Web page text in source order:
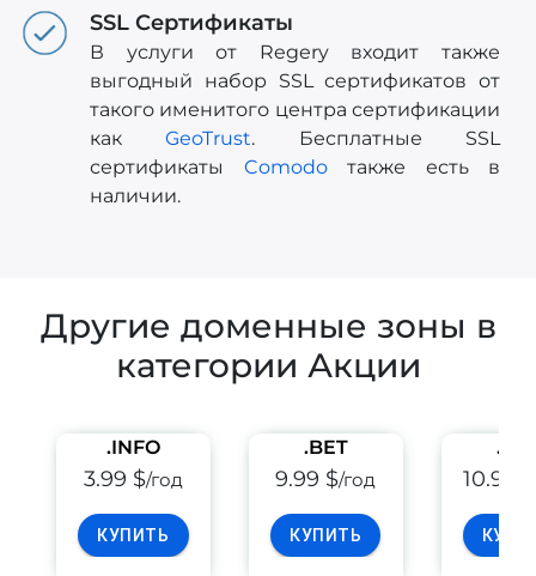
SSL Сертификаты
В услуги от Regery входит также
выгодный набор SSL сертификатов от
такого именитого центра сертификации
какGeoTrust. Бесплатные SSL
сертификаты Comodoтакже есть в
наличии.
Другие доменные зоны в
категории Акции
.INFO
3.99 $/год
КУПИТЬ
.BET
9.99 $/год
КУПИТЬ
10.99 $